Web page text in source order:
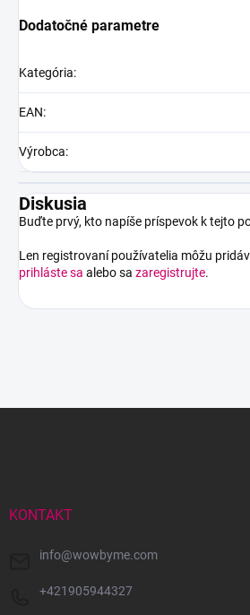
Dodatočné parametre
Kategória:
EAN:
Výrobca:
Diskusia
Buďte prvý, kto napíše príspevok k tejto
Len registrovaní používatelia môžu
prihláste sa alebo sa zaregistrujte.
KONTAKT
info@wowbyme.com
+421905944327